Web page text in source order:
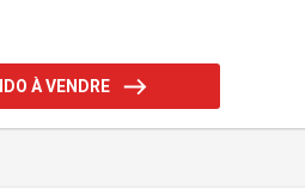
À VENDRE